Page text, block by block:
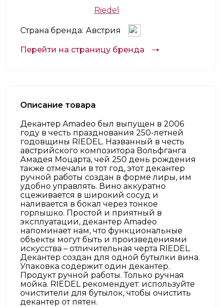
Riedel
Страна бренда: Австрия
Перейти на страницу бренда
Описание товара
Декантер Amadeo был выпущен в 2006
году в честь празднования 250-летней
годовщины RIEDEL. Названный в честь
австрийского композитора Вольфганга
Амадея Моцарта, чей 250 день рождения
также отмечали в тот год, этот декантер
ручной работы создан в форме лиры, им
удобно управлять. Вино аккуратно
сцеживается в широкий сосуд и
наливается в бокал через тонкое
горлышко. Простой и приятный в
эксплуатации, декантер Amadeo
напоминает нам, что функциональные
объекты могут быть и произведениями
искусства – отличительная черта RIEDEL.
Декантер создан для одной бутылки вина.
Упаковка содержит один декантер.
Продукт ручной работы. Только ручная
мойка. RIEDEL рекомендует: используйте
очистители для бутылок, чтобы очистить
декантер от пятен.